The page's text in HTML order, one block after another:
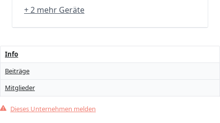
+ 2 mehr Geräte
Info
Beiträge
Mitglieder
Dieses Unternehmen melden